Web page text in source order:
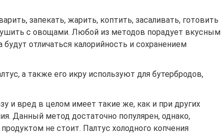
запекать, жарить, коптить, засаливать, готовить
с овощами. Любой из методов порадует вкусным
отличаться калорийность и сохранением
а также его икру используют для бутербродов,
и вред в целом имеет такие же, как и при других
Данный метод достаточно популярен, однако,
не стоит. Палтус холодного копчения